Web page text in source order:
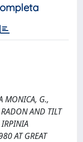
MONICA, G.,
AND TILT
IRPINIA
AT GREAT